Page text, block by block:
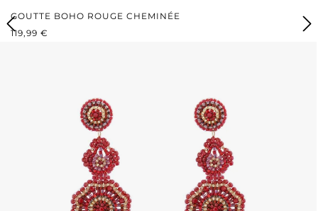
GOUTTE BOHO ROUGE CHEMINÉE
PRIX RÉGULIER :
119,99 €